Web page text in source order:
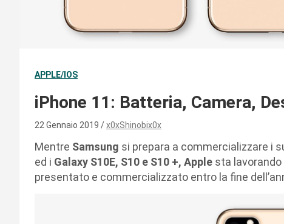
APPLE/IOS
iPhone 11: Batteria, Camera,
22 Gennaio 2019 x0xShinobix0x
Mentre Samsung si prepara a commercializzare i
ed i Galaxy S10E, S10 e S10 +, Apple sta lavorando
presentato e commercializzato entro la fine